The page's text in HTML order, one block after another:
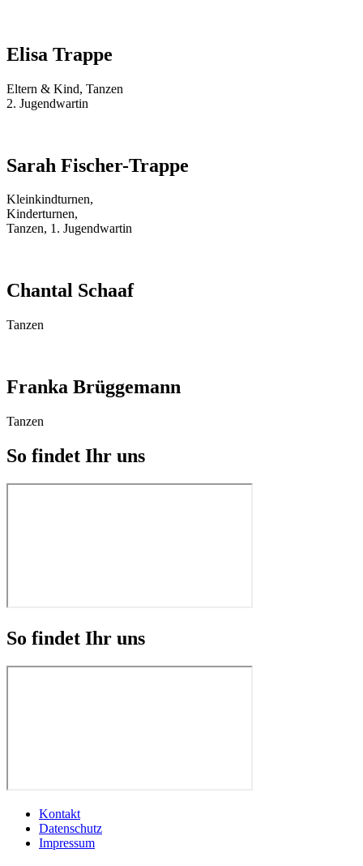
Elisa Trappe
Eltern & Kind, Tanzen
2. Jugendwartin
Sarah Fischer-Trappe
Kleinkindturnen,
Kinderturnen,
Tanzen, 1. Jugendwartin
Chantal Schaaf
Tanzen
Franka Brüggemann
Tanzen
So findet Ihr uns
So findet Ihr uns
Kontakt
Datenschutz
Impressum